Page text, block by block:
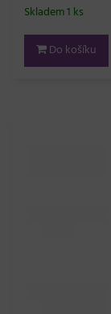
Skladem 1 ks
Do košíku